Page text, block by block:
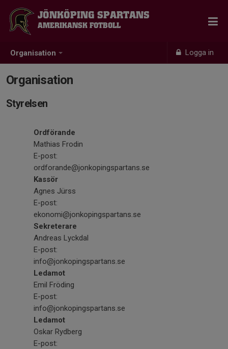
Organisation Logga in
JÖNKÖPING SPARTANS
AMERIKANSK FOTBOLL
Organisation
Styrelsen
Ordförande
Mathias Frodin
E-post:
ordforande@jonkopingspartans.se
Kassör
Agnes Jürss
E-post:
ekonomi@jonkopingspartans.se
Sekreterare
Andreas Lyckdal
E-post:
info@jonkopingspartans.se
Ledamot
Emil Fröding
E-post:
info@jonkopingspartans.se
Ledamot
Oskar Rydberg
E-post: